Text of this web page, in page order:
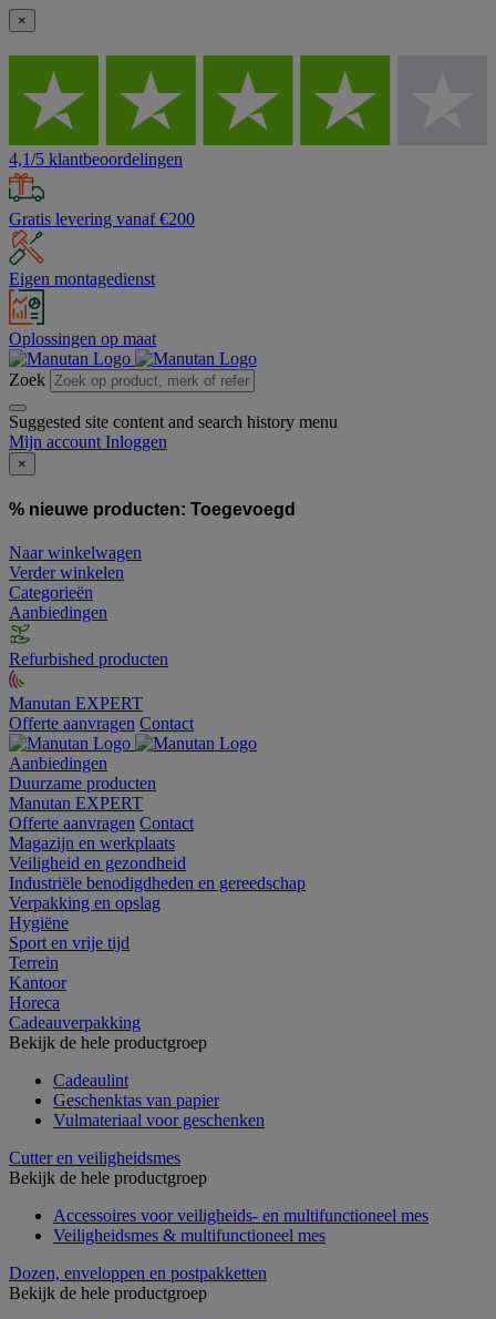
×
4,1/5 klantbeoordelingen
Gratis levering vanaf €200
Eigen montagedienst
Oplossingen op maat
Zoek
Suggested site content and search history menu
Mijn account Inloggen
×
% nieuwe producten: Toegevoegd
Naar winkelwagen
Verder winkelen
Categorieën
Aanbiedingen
Refurbished producten
Manutan EXPERT
Offerte aanvragen Contact
Aanbiedingen
Duurzame producten
Manutan EXPERT
Offerte aanvragen Contact
Magazijn en werkplaats
Veiligheid en gezondheid
Industriële benodigdheden en gereedschap
Verpakking en opslag
Hygiëne
Sport en vrije tijd
Terrein
Kantoor
Horeca
Cadeauverpakking
Bekijk de hele productgroep
Cadeaulint
Geschenktas van papier
Vulmateriaal voor geschenken
Cutter en veiligheidsmes
Bekijk de hele productgroep
Accessoires voor veiligheids- en multifunctioneel mes
Veiligheidsmes & multifunctioneel mes
Dozen, enveloppen en postpakketten
Bekijk de hele productgroep